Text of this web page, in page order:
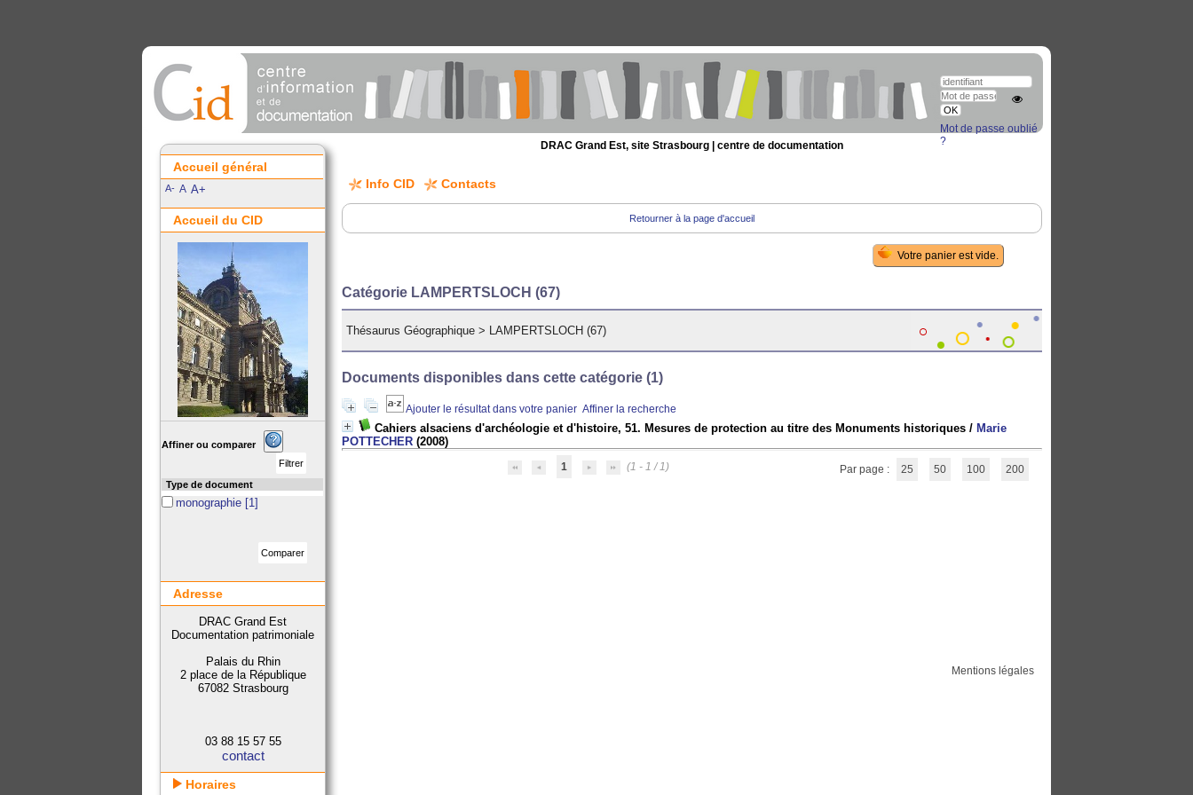
DRAC Grand Est, site Strasbourg | centre de documentation
Info CID Contacts
Retourner à la page d'accueil
Catégorie LAMPERTSLOCH (67)
Thésaurus Géographique > LAMPERTSLOCH (67)
Documents disponibles dans cette catégorie (1)
Ajouter le résultat dans votre panier Affiner la recherche
Cahiers alsaciens d'archéologie et d'histoire, 51. Mesures de protection au titre des Monuments historiques / Marie
POTTECHER (2008)
1 (1 - 1 / 1) Par page : 25 50 100 200
Mentions légales
Accueil général
A- A A+
Accueil du CID
Mot de passe oublié
?
Affiner ou comparer
Type de document
monographie [1]
Adresse
DRAC Grand Est
Documentation patrimoniale
Palais du Rhin
2 place de la République
67082 Strasbourg
03 88 15 57 55
contact
Horaires